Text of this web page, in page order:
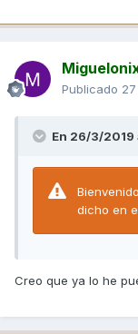
Publicado
En 26/3/
dicho en
Creo que ya lo he